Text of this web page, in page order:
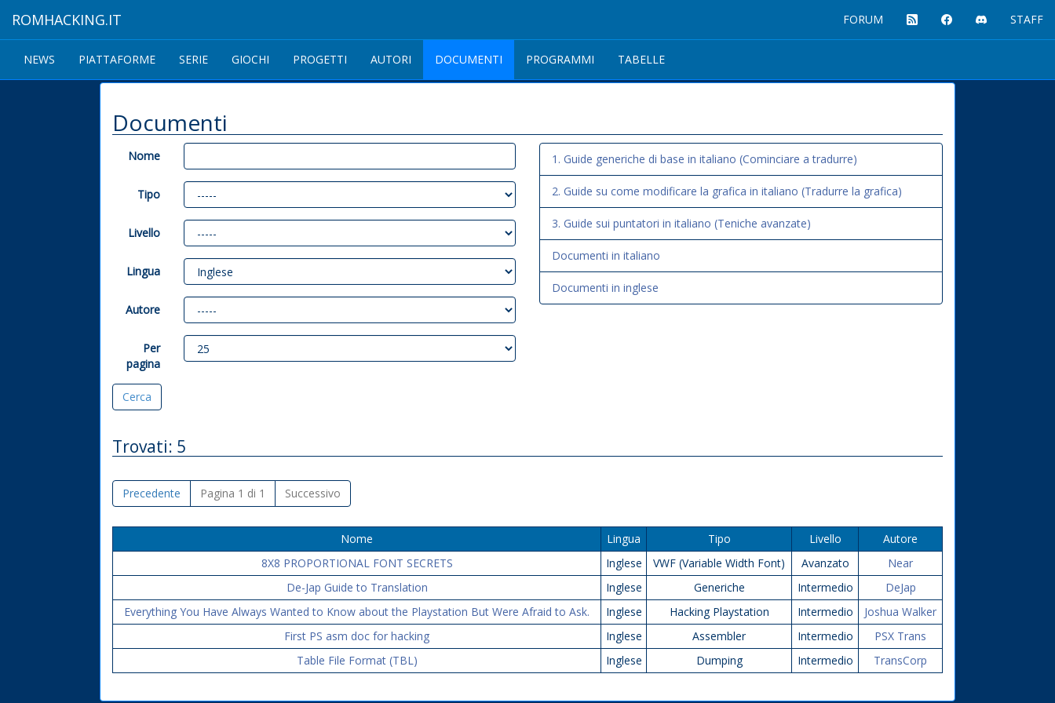
ROMHACKING.IT FORUM STAFF
NEWS PIATTAFORME SERIE GIOCHI PROGETTI AUTORI DOCUMENTI PROGRAMMI TABELLE
Documenti
Nome
Tipo
Livello
Lingua
Autore
Per
pagina
1. Guide generiche di base in italiano (Cominciare a tradurre)
2. Guide su come modificare la grafica in italiano (Tradurre la grafica)
3. Guide sui puntatori in italiano (Teniche avanzate)
Documenti in italiano
Documenti in inglese
Trovati: 5
Precedente Pagina 1 di 1 Successivo
Nome Lingua Tipo Livello
Autore
8X8 PROPORTIONAL FONT SECRETS
Inglese VWF (Variable Width Font) Avanzato
Near
De-Jap Guide to Translation
Inglese Generiche Intermedio
DeJap
Everything You Have Always Wanted to Know about the Playstation But Were Afraid to Ask.
Inglese Hacking Playstation Intermedio
Joshua Walker
First PS asm doc for hacking
Inglese Assembler Intermedio
PSX Trans
Table File Format (TBL)
Inglese Dumping Intermedio TransCorp